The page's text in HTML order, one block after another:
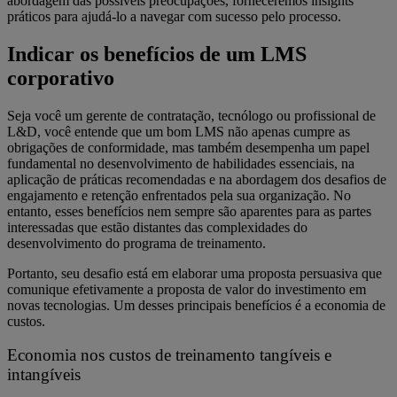
práticos para ajudá-lo a navegar com sucesso pelo processo.
Indicar os benefícios de um LMS
corporativo
Seja você um gerente de contratação, tecnólogo ou profissional de
L&D, você entende que um bom LMS não apenas cumpre as
obrigações de conformidade, mas também desempenha um papel
fundamental no desenvolvimento de habilidades essenciais, na
aplicação de práticas recomendadas e na abordagem dos desafios de
engajamento e retenção enfrentados pela sua organização. No
entanto, esses benefícios nem sempre são aparentes para as partes
interessadas que estão distantes das complexidades do
desenvolvimento do programa de treinamento.
Portanto, seu desafio está em elaborar uma proposta persuasiva que
comunique efetivamente a proposta de valor do investimento em
novas tecnologias. Um desses principais benefícios é a economia de
custos.
Economia nos custos de treinamento tangíveis e
intangíveis